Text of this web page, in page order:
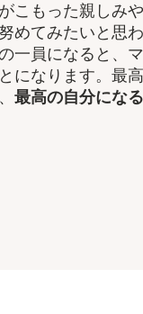
こもった親しみ
めてみたいと思
一員になると、
になります。最
最高の自分にな